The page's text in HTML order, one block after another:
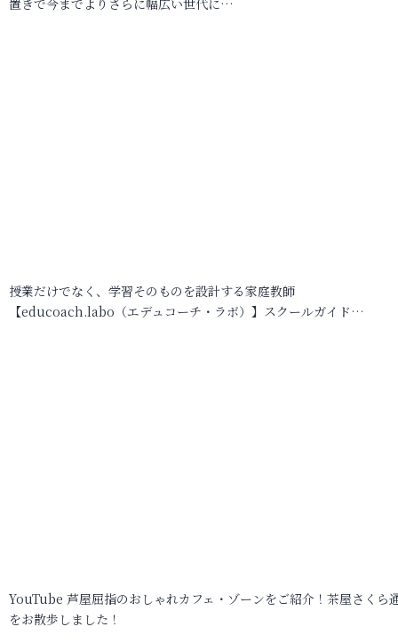
置きで今までよりさらに幅広い世代に…
授業だけでなく、学習そのものを設計する家庭教師
【educoach.labo（エデュコーチ・ラボ）】スクールガイド…
YouTube 芦屋屈指のおしゃれカフェ・ゾーンをご紹介！茶屋さくら
をお散歩しました！